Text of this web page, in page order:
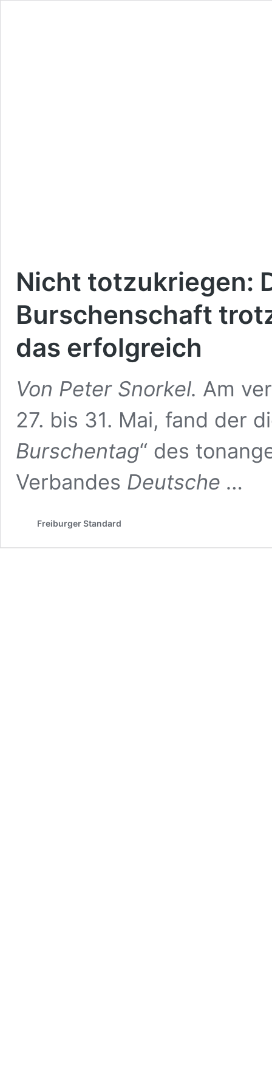
Nicht totzukriegen:
Burschenschaft
das erfolgreich
Von Peter Snorkel. Am
27. bis 31. Mai, fand der
Burschentag“ des
Verbandes Deutsche …
Freiburger Standard